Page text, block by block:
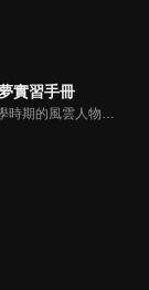
實習手冊
大學時期的風雲人物，文學女神沈安與泰拳男神許北，機緣巧合下在工作中相遇，兩個原本該在夢想賽道上發光發亮的年輕人在社會的重壓下逐漸喪失夢想。再次碰面的兩人，漸漸解開心結，並在互相了解、激勵的過程中互生愛慕。